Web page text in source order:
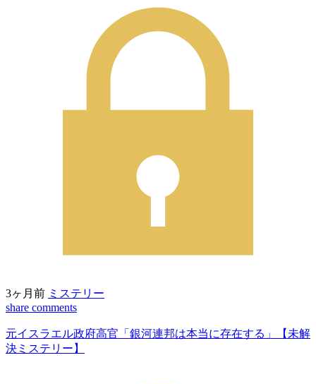
3ヶ月前 ミステリー
share comments
元イスラエル政府高官「銀河連邦は本当に存在する」【未解
決ミステリー】